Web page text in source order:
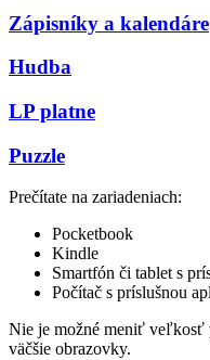
Zápisníky a kalendáre
Hudba
LP platne
Puzzle
Prečítate na zariadeniach:
Pocketbook
Kindle
Smartfón či tablet s
Počítač s príslušnou
Nie je možné meniť veľkosť
väčšie obrazovky.